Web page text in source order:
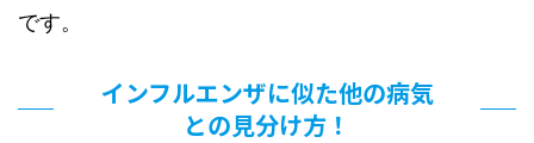
です。
インフルエンザに似た他の病気
との見分け方！